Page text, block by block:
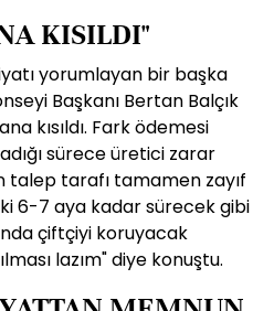
KISILDI"
yorumlayan bir başka
Başkanı Bertan Balçık
kısıldı. Fark ödemesi
sürece üretici zarar
talep tarafı tamamen zayıf
6-7 aya kadar sürecek gibi
çiftçiyi koruyacak
lazım" diye konuştu.